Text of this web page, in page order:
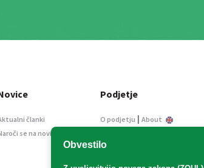
Obvestilo
članki
se na novice
Podjetje
O podjetju | About
Informacije javnega